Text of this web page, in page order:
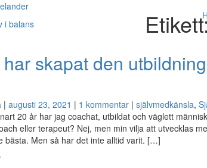
i balans
skapat den
| augusti 23, 2021 | 1 kommentar | självmedkänsla,
20 år har jag coachat, utbildat och väglett
eller terapeut? Nej, men min vilja att utvecklas
bästa. Men så har det inte alltid varit. […]